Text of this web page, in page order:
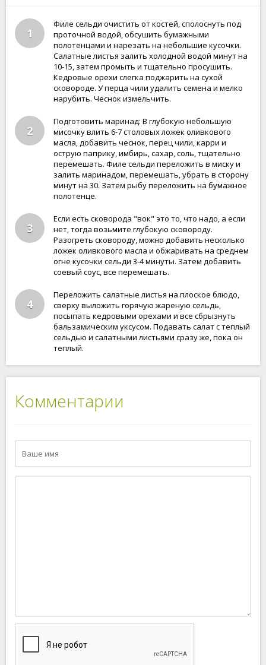
1
Филе сельди очистить от костей, сполоснуть под
проточной водой, обсушить бумажными
полотенцами и нарезать на небольшие кусочки.
Салатные листья залить холодной водой минут на
10-15, затем промыть и тщательно просушить.
Кедровые орехи слегка поджарить на сухой
сковороде. У перца чили удалить семена и мелко
нарубить. Чеснок измельчить.
2
Подготовить маринад: В глубокую небольшую
мисочку влить 6-7 столовых ложек оливкового
масла, добавить чеснок, перец чили, карри и
острую паприку, имбирь, сахар, соль, тщательно
перемешать. Филе сельди переложить в миску и
залить маринадом, перемешать, убрать в сторону
минут на 30. Затем рыбу переложить на бумажное
полотенце.
3
Если есть сковорода "вок" это то, что надо, а если
нет, тогда возьмите глубокую сковороду.
Разогреть сковороду, можно добавить несколько
ложек оливкового масла и обжаривать на среднем
огне кусочки сельди 3-4 минуты. Затем добавить
соевый соус, все перемешать.
4
Переложить салатные листья на плоское блюдо,
сверху выложить горячую жареную сельдь,
посыпать кедровыми орехами и все сбрызнуть
бальзамическим уксусом. Подавать салат с теплый
сельдью и салатными листьями сразу же, пока он
теплый.
Комментарии